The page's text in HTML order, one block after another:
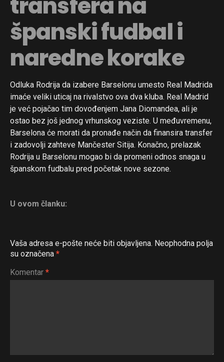
španski fudbal i
naredne korake
Odluka Rodrija da izabere Barselonu umesto Real Madrida
imaće veliki uticaj na rivalstvo ova dva kluba. Real Madrid
je već pojačao tim dovođenjem Jana Diomandea, ali je
ostao bez još jednog vrhunskog veziste. U međuvremenu,
Barselona će morati da pronađe način da finansira transfer
i zadovolji zahteve Mančester Sitija. Konačno, prelazak
Rodrija u Barselonu mogao bi da promeni odnos snaga u
španskom fudbalu pred početak nove sezone.
U ovom članku:
Vaša adresa e-pošte neće biti objavljena. Neophodna polja
su označena *
Komentar *